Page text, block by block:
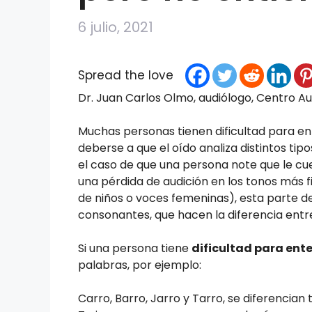
6 julio, 2021
Spread the love
Dr. Juan Carlos Olmo, audiólogo, Centro
Muchas personas tienen dificultad para
deberse a que el oído analiza distintos
el caso de que una persona note que le
una pérdida de audición en los tonos más
de niños o voces femeninas), esta parte
consonantes, que hacen la diferencia
Si una persona tiene dificultad para
palabras, por ejemplo:
Carro, Barro, Jarro y Tarro, se diferencian